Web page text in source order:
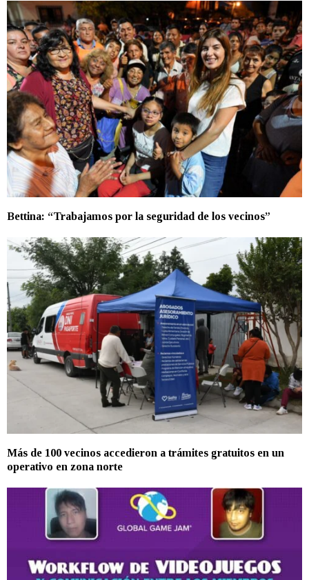
Bettina: “Trabajamos por la seguridad de los vecinos”
Más de 100 vecinos accedieron a trámites gratuitos en un
operativo en zona norte